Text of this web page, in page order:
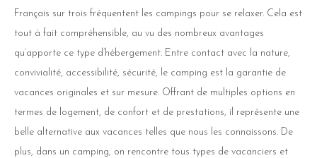
Français sur trois fréquentent les campings pour se relaxer. Cela est
tout à fait compréhensible, au vu des nombreux avantages
qu’apporte ce type d’hébergement. Entre contact avec la nature,
convivialité, accessibilité, sécurité, le camping est la garantie de
vacances originales et sur mesure. Offrant de multiples options en
termes de logement, de confort et de prestations, il représente une
belle alternative aux vacances telles que nous les connaissons. De
plus, dans un camping, on rencontre tous types de vacanciers et